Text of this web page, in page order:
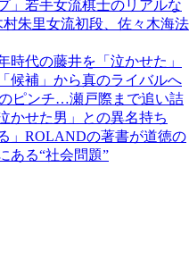
」若手女流棋士のリアルな
朱里女流初段、佐々木海法
代の藤井を「泣かせた」
候補」から真のライバルへ
ピンチ…瀬戸際まで追い詰
かせた男」との異名持ち
」ROLANDの著書が道徳の
ある“社会問題”